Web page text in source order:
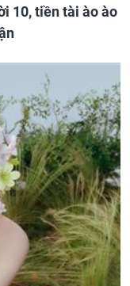
10, tiền tài ào ào